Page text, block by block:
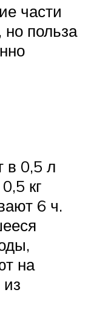
части
но польза
в 0,5 л
кг
6 ч.
на